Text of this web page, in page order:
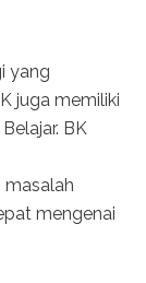
yang
juga memiliki
BK
mengenai